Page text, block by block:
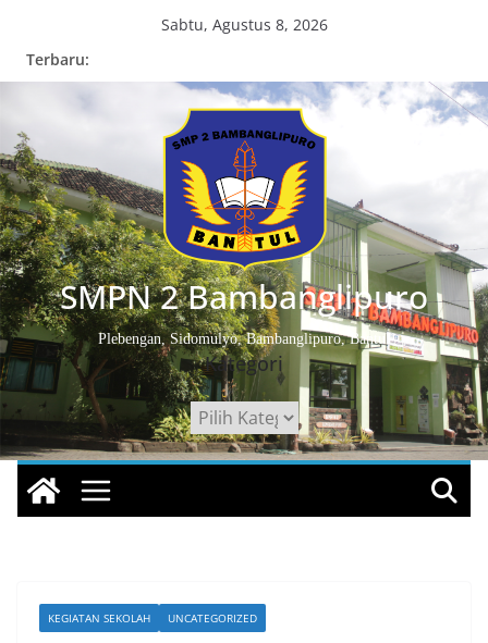
Sabtu, Agustus 8, 2026
Terbaru:
SMPN 2 Bambanglipuro
Plebengan, Sidomulyo, Bambanglipuro, Bantul
Kategori
Kategori
KEGIATAN SEKOLAH UNCATEGORIZED